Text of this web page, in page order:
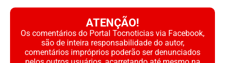
ATENÇÃO!
Os comentários do Portal Tocnoticias via Facebook,
são de inteira responsabilidade do autor,
comentários impróprios poderão ser denunciados